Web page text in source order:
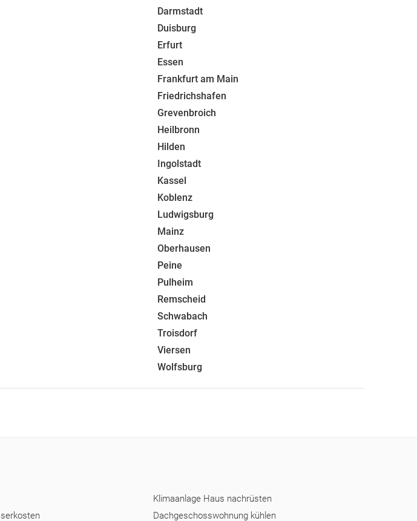
Darmstadt
Duisburg
Erfurt
Essen
Frankfurt am Main
Friedrichshafen
Grevenbroich
Heilbronn
Hilden
Ingolstadt
Kassel
Koblenz
Ludwigsburg
Mainz
Oberhausen
Peine
Pulheim
Remscheid
Schwabach
Troisdorf
Viersen
Wolfsburg
Klimaanlage Haus nachrüsten
Dachgeschosswohnung kühlen